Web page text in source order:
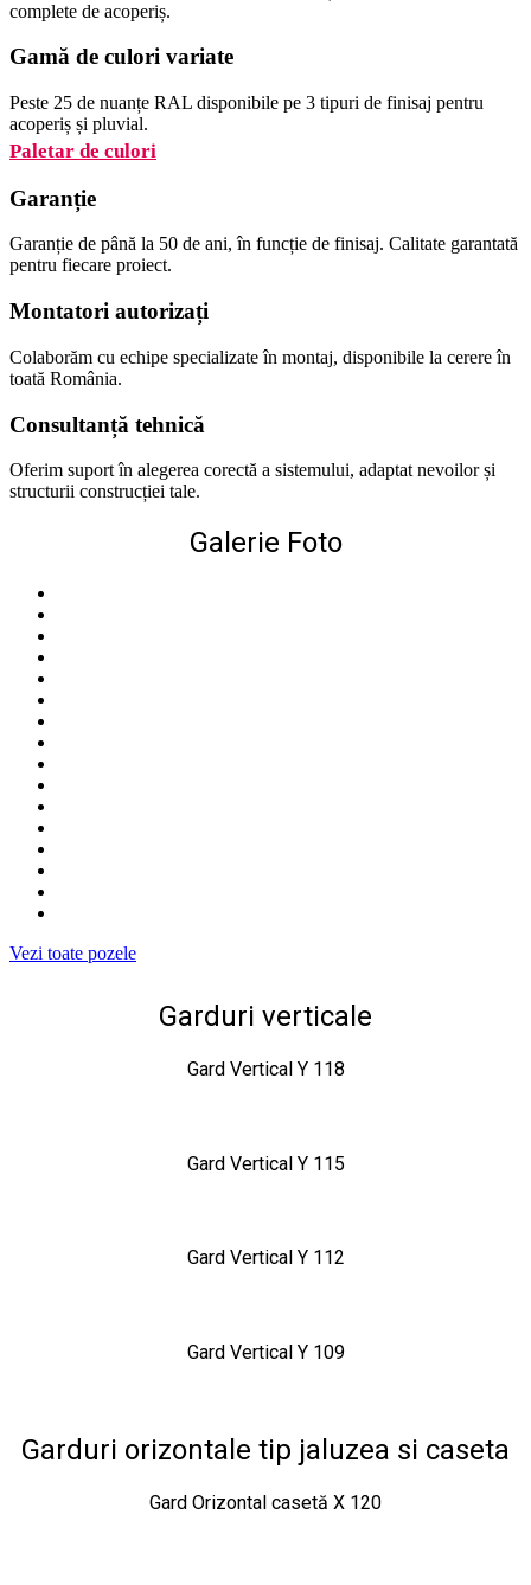
complete de acoperiș.
Gamă de culori variate
Peste 25 de nuanțe RAL disponibile pe 3 tipuri de finisaj pentru
acoperiș și pluvial.
Paletar de culori
Garanție
Garanție de până la 50 de ani, în funcție de finisaj. Calitate garantată
pentru fiecare proiect.
Montatori autorizați
Colaborăm cu echipe specializate în montaj, disponibile la cerere în
toată România.
Consultanță tehnică
Oferim suport în alegerea corectă a sistemului, adaptat nevoilor și
structurii construcției tale.
Galerie Foto
Vezi toate pozele
Garduri verticale
Gard Vertical Y 118
Gard Vertical Y 115
Gard Vertical Y 112
Gard Vertical Y 109
Garduri orizontale tip jaluzea si caseta
Gard Orizontal casetă X 120